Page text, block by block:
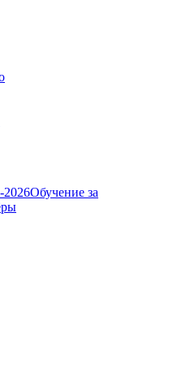
2026Обучение за